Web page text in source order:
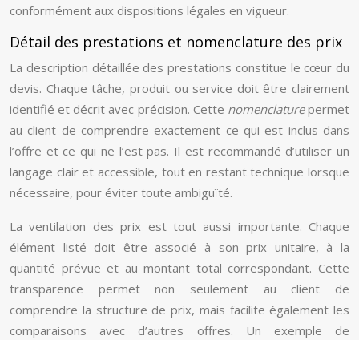
conformément aux dispositions légales en vigueur.
Détail des prestations et nomenclature des prix
La description détaillée des prestations constitue le cœur du
devis. Chaque tâche, produit ou service doit être clairement
identifié et décrit avec précision. Cette nomenclaturepermet
au client de comprendre exactement ce qui est inclus dans
l’offre et ce qui ne l’est pas. Il est recommandé d’utiliser un
langage clair et accessible, tout en restant technique lorsque
nécessaire, pour éviter toute ambiguïté.
La ventilation des prix est tout aussi importante. Chaque
élément listé doit être associé à son prix unitaire, à la
quantité prévue et au montant total correspondant. Cette
transparence permet non seulement au client de
comprendre la structure de prix, mais facilite également les
comparaisons avec d’autres offres. Un exemple de